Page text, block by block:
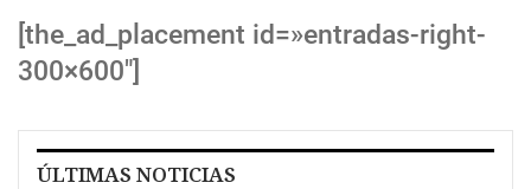
[the_ad_placement id=»entradas-right-
300×600″]
ÚLTIMAS NOTICIAS